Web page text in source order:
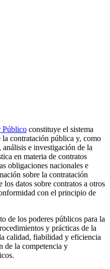
Público constituye el sistema
contratación pública y, como
e investigación de la
en materia de contratos
obligaciones nacionales e
sobre la contratación
datos sobre contratos a otros
con el principio de
de los poderes públicos para la
y prácticas de la
calidad, fiabilidad y eficiencia
de la competencia y